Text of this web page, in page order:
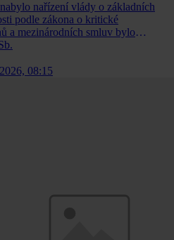
nařízení vlády o základních
podle zákona o kritické
a mezinárodních smluv bylo
08:15